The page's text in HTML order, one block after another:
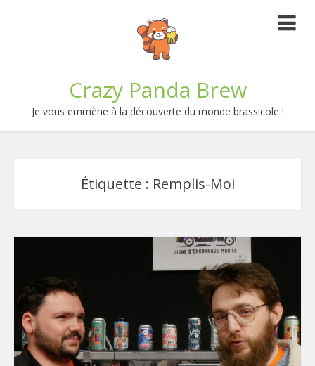
Crazy Panda Brew
Je vous emmène à la découverte du monde brassicole !
Étiquette : Remplis-Moi